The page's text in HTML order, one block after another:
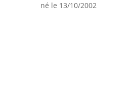
né le 13/10/2002